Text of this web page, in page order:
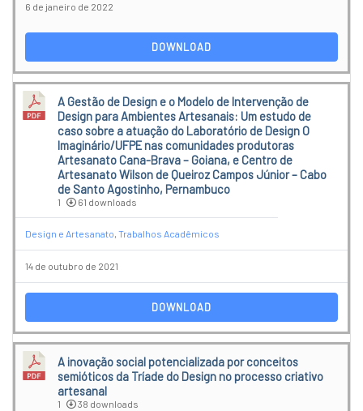
6 de janeiro de 2022
DOWNLOAD
A Gestão de Design e o Modelo de Intervenção de
Design para Ambientes Artesanais: Um estudo de
caso sobre a atuação do Laboratório de Design O
Imaginário/UFPE nas comunidades produtoras
Artesanato Cana-Brava – Goiana, e Centro de
Artesanato Wilson de Queiroz Campos Júnior – Cabo
de Santo Agostinho, Pernambuco
1 61 downloads
Design e Artesanato, Trabalhos Acadêmicos
14 de outubro de 2021
DOWNLOAD
A inovação social potencializada por conceitos
semióticos da Tríade do Design no processo criativo
artesanal
1 38 downloads